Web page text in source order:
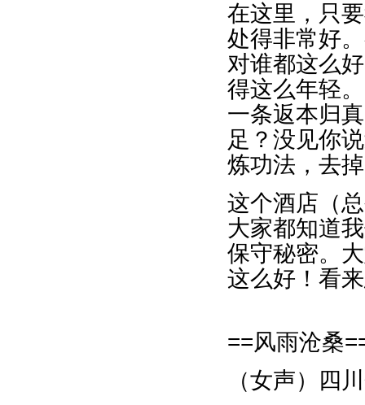
在这里，只
处得非常好
对谁都这么
得这么年轻
一条返本归
足？没见你
炼功法，去
这个酒店（
大家都知道
保守秘密。
这么好！看
==风雨沧桑
（女声）四